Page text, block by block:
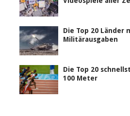
Die Top 20 Länder
Militärausgaben
Die Top 20
100 Meter